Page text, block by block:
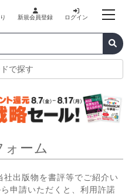
新規会員登録 ログイン
で探す
ォーム
出版物を書評等でご紹介い
申請いただくと、利用許諾